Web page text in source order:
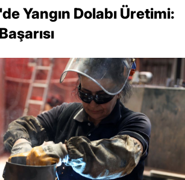
Yangın Dolabı Üretimi: